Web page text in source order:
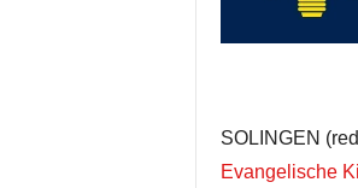
SOLINGEN
Evangelische